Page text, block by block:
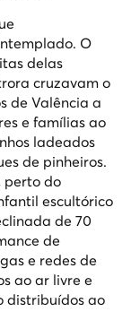
O
delas
cruzavam o
de Valência a
e famílias ao
ladeados
de pinheiros.
perto do
escultórico
de 70
de
e redes de
ao ar livre e
distribuídos ao